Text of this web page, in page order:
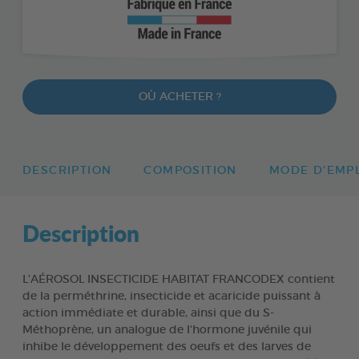
OÙ ACHETER ?
DESCRIPTION COMPOSITION MODE
Description
L'AÉROSOL INSECTICIDE HABITAT FRANCODEX contient
de la perméthrine, insecticide et acaricide puissant à
action immédiate et durable, ainsi que du S-
Méthoprène, un analogue de l'hormone juvénile qui
inhibe le développement des oeufs et des larves de